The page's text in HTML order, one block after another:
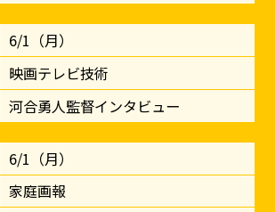
6/1（月）
映画テレビ技術
河合勇人監督インタビュー
6/1（月）
家庭画報